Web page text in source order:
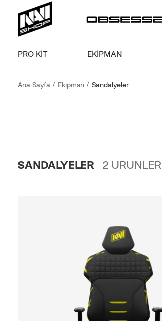
PRO KİT EKIPMAN
Ana Sayfa Ekipman Sandalyeler
SANDALYELER 2 ÜRÜNLER